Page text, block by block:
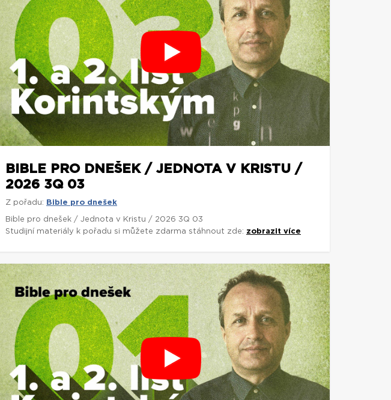
BIBLE PRO DNEŠEK / JEDNOTA V KRISTU /
2026 3Q 03
Z pořadu: Bible pro dnešek
Bible pro dnešek / Jednota v Kristu / 2026 3Q 03
Studijní materiály k pořadu si můžete zdarma stáhnout zde: zobrazit více